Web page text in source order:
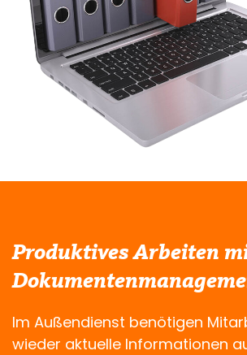
Produktives Arbeiten
Im Außendienst benötigen
wieder aktuelle Informationen